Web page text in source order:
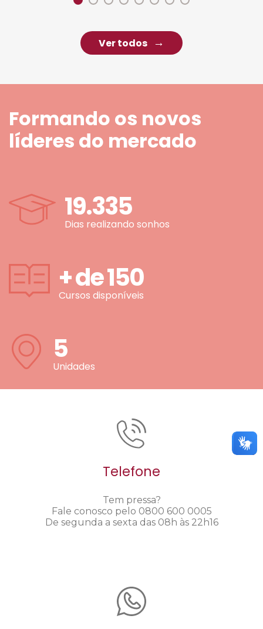
Ver todos
Formando os novos
líderes do mercado
19.335
Dias realizando sonhos
+ de150
Cursos disponíveis
5
Unidades
Telefone
Tem pressa?
Fale conosco pelo 0800 600 0005
De segunda a sexta das 08h às 22h16